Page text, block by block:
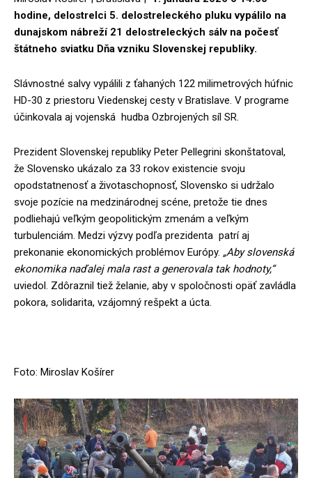
hodine, delostrelci 5. delostreleckého pluku vypálilo na
dunajskom nábreží 21 delostreleckých sálv na počesť
štátneho sviatku Dňa vzniku Slovenskej republiky.
Slávnostné salvy vypálili z ťahaných 122 milimetrových húfnic
HD-30 z priestoru Viedenskej cesty v Bratislave. V programe
účinkovala aj vojenská hudba Ozbrojených síl SR.
Prezident Slovenskej republiky Peter Pellegrini skonštatoval,
že Slovensko ukázalo za 33 rokov existencie svoju
opodstatnenosť a životaschopnosť, Slovensko si udržalo
svoje pozície na medzinárodnej scéne, pretože tie dnes
podliehajú veľkým geopolitickým zmenám a veľkým
turbulenciám. Medzi výzvy podľa prezidenta patrí aj
prekonanie ekonomických problémov Európy. „Aby slovenská
ekonomika naďalej mala rast a generovala tak hodnoty,“
uviedol. Zdôraznil tiež želanie, aby v spoločnosti opäť zavládla
pokora, solidarita, vzájomný rešpekt a úcta.
Foto: Miroslav Košírer